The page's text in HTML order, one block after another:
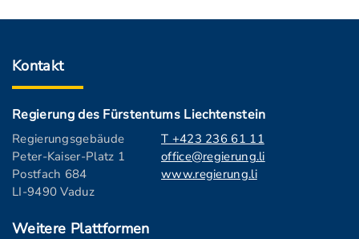
Kontakt
Regierung des Fürstentums Liechtenstein
Regierungsgebäude
Peter-Kaiser-Platz 1
Postfach 684
LI-9490 Vaduz
T +423 236 61 11
office@regierung.li
www.regierung.li
Weitere Plattformen